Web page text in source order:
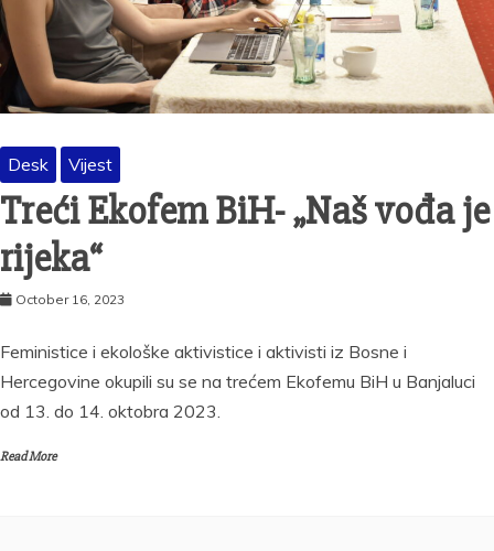
Desk Vijest
Treći Ekofem BiH- „Naš vođa je
rijeka“
October 16, 2023
Feministice i ekološke aktivistice i aktivisti iz Bosne i
Hercegovine okupili su se na trećem Ekofemu BiH u Banjaluci
od 13. do 14. oktobra 2023.
Read More